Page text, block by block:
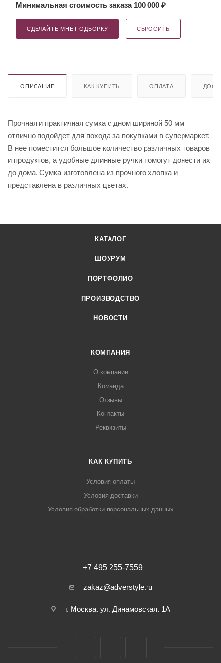
Минимальная стоимость заказа 100 000 ₽
СДЕЛАЙТЕ МНЕ ПОДБОРКУ СБРОСИТЬ
ОПИСАНИЕ КАК КУПИТЬ ОПЛАТА
Прочная и практичная сумка c дном шириной 50 мм
отлично подойдет для похода за покупками в супермаркет.
В нее поместится большое количество различных товаров
и продуктов, а удобные длинные ручки помогут донести их
до дома. Сумка изготовлена из прочного хлопка и
представлена в различных цветах.
КАТАЛОГ
ШОУРУМ
ПОРТФОЛИО
ПРОИЗВОДСТВО
НОВОСТИ
КОМПАНИЯ
О компании
Команда
Отзывы
Контакты
Реквизиты
КАК КУПИТЬ
Условия оплаты
Условия доставки
Условия обработки персональных данных
+7 495 255-7559
zakaz@adverstyle.ru
г. Москва, ул. Динамовская, 1А